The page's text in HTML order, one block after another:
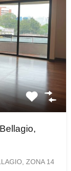
ZONA 14